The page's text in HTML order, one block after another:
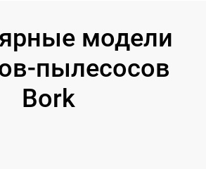
модели
пылесосов
Bork